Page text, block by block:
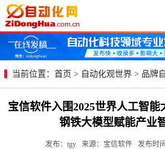
当前位置： 首页 > 自动化观世界 > 品牌
宝信软件入围2025世界人工智能
钢铁大模型赋能产业
发布：tgy 来源：宝信软件 发布时间